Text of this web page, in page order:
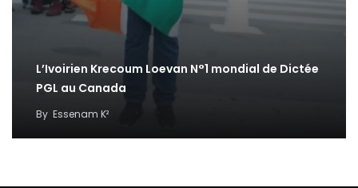
L’Ivoirien Krecoum Loevan N°1 mondial de Dictée
PGL au Canada
By Essenam K²